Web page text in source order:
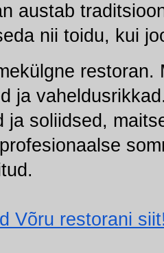
austab
nii toidu, kui
ja
ja soliidsed,
Võru restorani